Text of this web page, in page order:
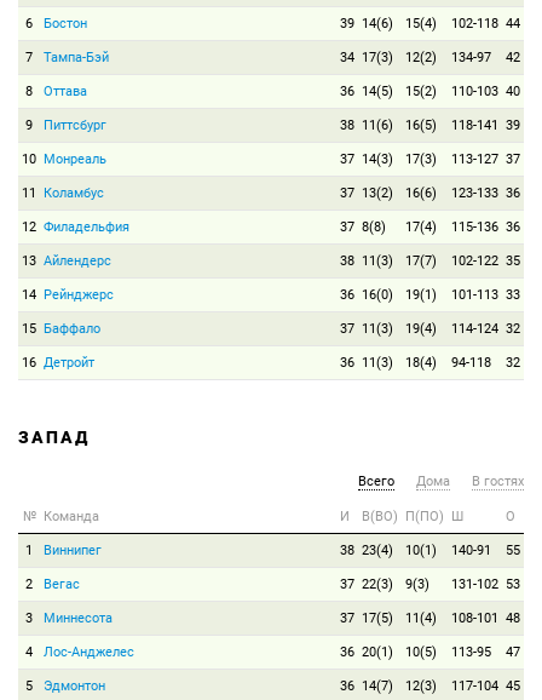
6 Бостон 39 14(6) 15(4) 102-118 44
7 Тампа-Бэй 34 17(3) 12(2) 134-97 42
8 Оттава 36 14(5) 15(2) 110-103 40
9 Питтсбург 38 11(6) 16(5) 118-141 39
10 Монреаль 37 14(3) 17(3) 113-127 37
11 Коламбус 37 13(2) 16(6) 123-133 36
12 Филадельфия 37 8(8) 17(4) 115-136 36
13 Айлендерс 38 11(3) 17(7) 102-122 35
14 Рейнджерс 36 16(0) 19(1) 101-113 33
15 Баффало 37 11(3) 19(4) 114-124 32
16 Детройт 36 11(3) 18(4) 94-118 32
ЗАПАД
Всего Дома В гостях
№ Команда И В(ВО) П(ПО) Ш О
1 Виннипег 38 23(4) 10(1) 140-91 55
2 Вегас 37 22(3) 9(3) 131-102 53
3 Миннесота 37 17(5) 11(4) 108-101 48
4 Лос-Анджелес 36 20(1) 10(5) 113-95 47
5 Эдмонтон 36 14(7) 12(3) 117-104 45